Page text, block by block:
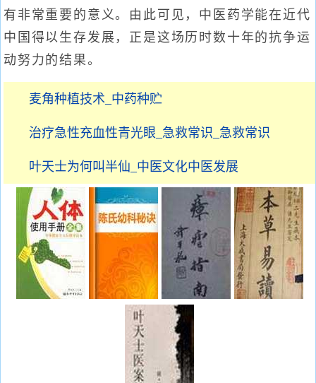
有非常重要的意义。由此可见，中医药学能在近代
中国得以生存发展，正是这场历时数十年的抗争运
动努力的结果。
麦角种植技术_中药种贮
治疗急性充血性青光眼_急救常识_急救常识
叶天士为何叫半仙_中医文化中医发展